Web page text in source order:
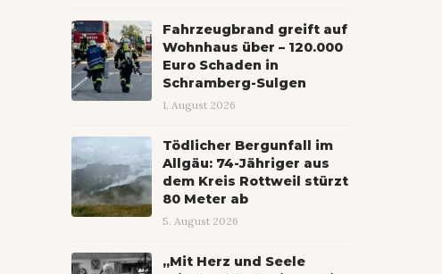
Fahrzeugbrand greift auf
Wohnhaus über – 120.000
Euro Schaden in
Schramberg-Sulgen
1. August 2026
Tödlicher Bergunfall im
Allgäu: 74-Jähriger aus
dem Kreis Rottweil stürzt
80 Meter ab
5. August 2026
„Mit Herz und Seele